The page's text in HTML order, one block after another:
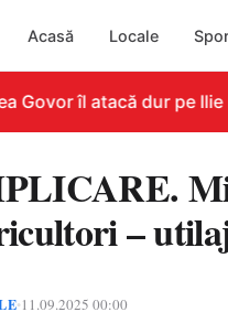
Acasă Locale
Govor îl atacă dur pe Ilie
–
•11.09.2025 00:00